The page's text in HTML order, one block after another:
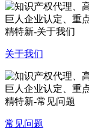
关于我们
常见问题